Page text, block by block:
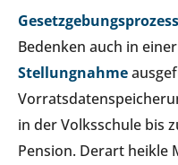
Gesetzgebungsprozess
Bedenken auch in
Stellungnahme
in der Volksschule bis
Pension. Derart heikle